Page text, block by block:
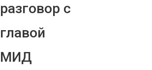
разговор с
главой
МИД